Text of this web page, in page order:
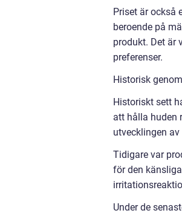
Priset är också
beroende på
produkt. Det är
preferenser.
Historisk
Historiskt sett
att hålla huden
utvecklingen
Tidigare var
för den
Under de